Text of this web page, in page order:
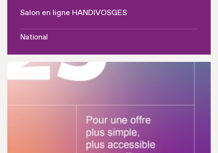
Salon en ligne HANDIVOSGES
National